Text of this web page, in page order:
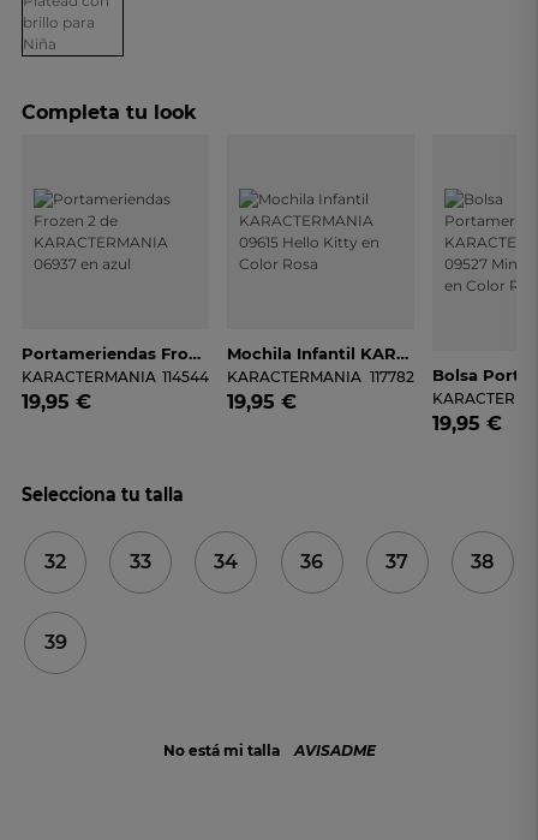
Completa tu look
Portameriendas Frozen 2 De KARACTERMANIA 06937 En Azul
KARACTERMANIA 114544
19,95 €
Mochila Infantil KARACTERMANIA 09615 Hello Kitty En Color Rosa
KARACTERMANIA 117782
19,95 €
19,95 €
Selecciona tu talla
32 33 34 36 37 38
39
No está mi talla AVISADME